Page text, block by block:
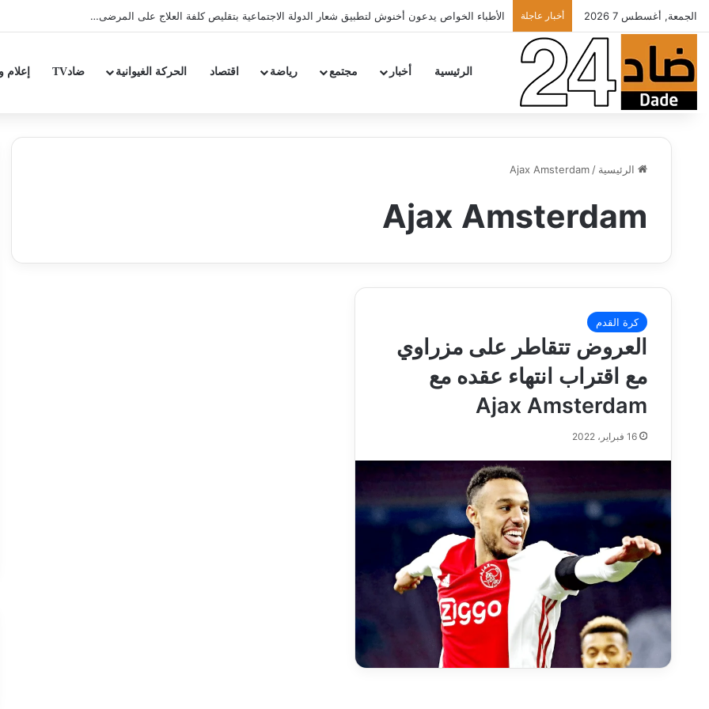
الجمعة, أغسطس 7 2026 أخبار عاجلة الأطباء الخواص يدعون أخنوش لتطبيق شعار الدولة الاجتماعية بتقليص كلفة العلاج على المرضى…
الرئيسية أخبار مجتمع رياضة اقتصاد الحركة الغيوانية ضادTV إعلام
الرئيسية /
Ajax Amsterdam
Ajax Amsterdam
كرة القدم
العروض تتقاطر على مزراوي
مع اقتراب انتهاء عقده مع
Ajax Amsterdam
16 فبراير، 2022